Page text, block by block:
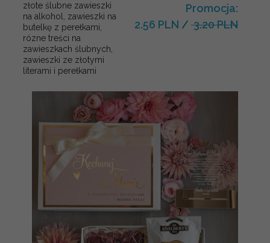
złote ślubne zawieszki
na alkohol, zawieszki na
butelkę z perełkami,
rózne treści na
zawieszkach ślubnych,
zawieszki ze złotymi
literami i perełkami
Promocja:
2.56 PLN / 3.20 PLN